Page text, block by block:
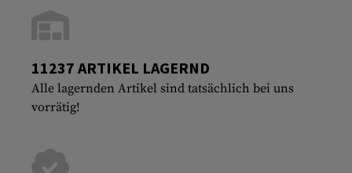
11237 ARTIKEL LAGERND
Alle lagernden Artikel sind tatsächlich bei uns
vorrätig!